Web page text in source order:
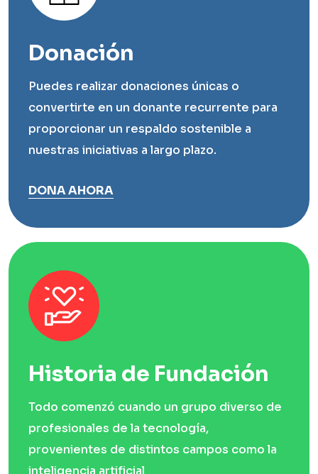
Donación
Puedes realizar donaciones únicas o
convertirte en un donante recurrente para
proporcionar un respaldo sostenible a
nuestras iniciativas a largo plazo.
DONA AHORA
Historia de Fundación
Todo comenzó cuando un grupo diverso de
profesionales de la tecnología,
provenientes de distintos campos como la
inteligencia artificial